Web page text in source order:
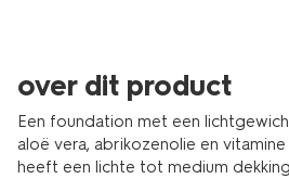
over dit product
Een foundation met een
aloë vera, abrikozenolie en
heeft een lichte tot medium